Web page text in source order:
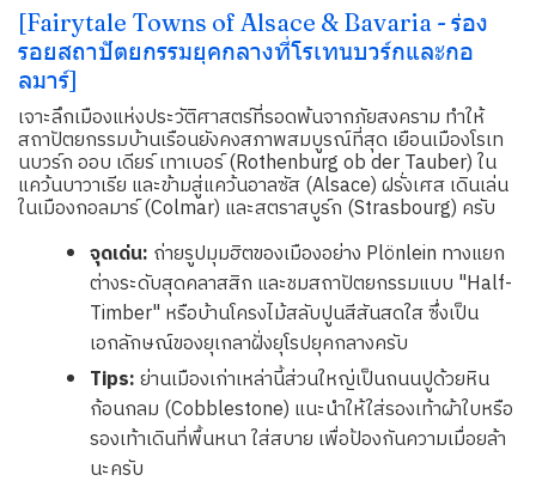
[Fairytale Towns of Alsace & Bavaria - ร่อง
รอยสถาปัตยกรรมยุคกลางที่โรเทนบวร์กและกอ
ลมาร์]
เจาะลึกเมืองแห่งประวัติศาสตร์ที่รอดพ้นจากภัยสงคราม ทำให้
สถาปัตยกรรมบ้านเรือนยังคงสภาพสมบูรณ์ที่สุด เยือนเมืองโรเท
นบวร์ก ออบ เดียร์ เทาเบอร์ (Rothenburg ob der Tauber) ใน
แคว้นบาวาเรีย และข้ามสู่แคว้นอาลซัส (Alsace) ฝรั่งเศส เดินเล่น
ในเมืองกอลมาร์ (Colmar) และสตราสบูร์ก (Strasbourg) ครับ
จุดเด่น: ถ่ายรูปมุมฮิตของเมืองอย่าง Plönlein ทางแยก
ต่างระดับสุดคลาสสิก และชมสถาปัตยกรรมแบบ "Half-
Timber" หรือบ้านโครงไม้สลับปูนสีสันสดใส ซึ่งเป็น
เอกลักษณ์ของยุเกลาฝั่งยุโรปยุคกลางครับ
Tips:ย่านเมืองเก่าเหล่านี้ส่วนใหญ่เป็นถนนปูด้วยหิน
ก้อนกลม (Cobblestone) แนะนำให้ใส่รองเท้าผ้าใบหรือ
รองเท้าเดินที่พื้นหนา ใส่สบาย เพื่อป้องกันความเมื่อยล้า
นะครับ